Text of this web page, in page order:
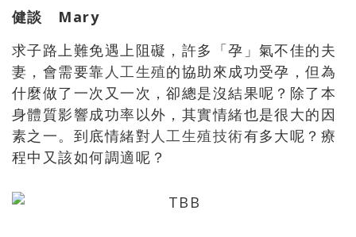
健談 Mary
求子路上難免遇上阻礙，許多「孕」氣不佳的夫
妻，會需要靠 人工生殖的協助來成功受孕，但為
什麼做了一次又一次，卻總是沒結果呢？除了本
身體質影響成功率以外，其實情緒也是很大的因
素之一。到底情緒對人工生殖技術有多大呢？療
程中又該如何調適呢？